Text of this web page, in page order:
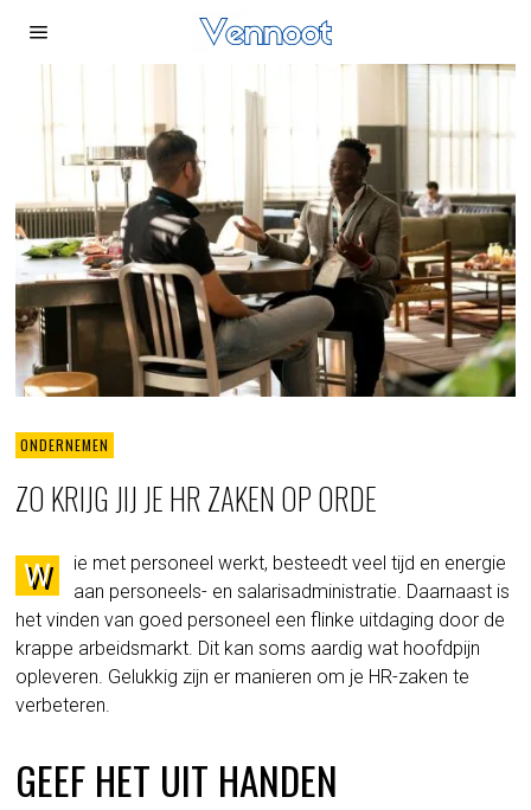
ONDERNEMEN
ZO KRIJG JIJ JE HR ZAKEN OP ORDE
W
ie met personeel werkt, besteedt veel tijd en energie
aan personeels- en salarisadministratie. Daarnaast is
het vinden van goed personeel een flinke uitdaging door de
krappe arbeidsmarkt. Dit kan soms aardig wat hoofdpijn
opleveren. Gelukkig zijn er manieren om je HR-zaken te
verbeteren.
GEEF HET UIT HANDEN